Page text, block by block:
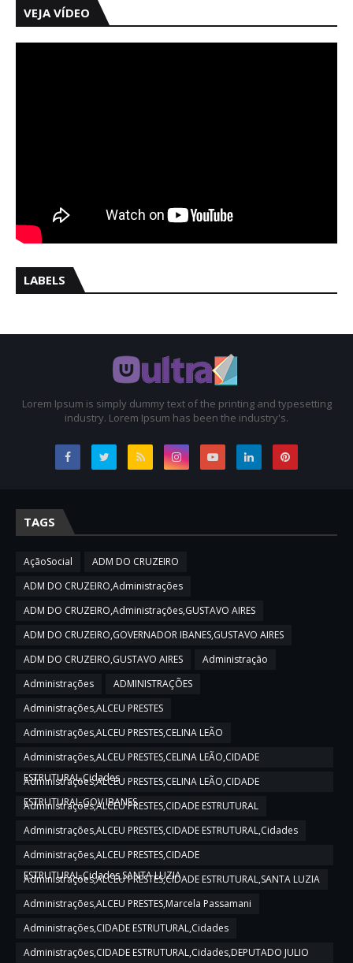
VEJA VÍDEO
LABELS
Lorem Ipsum is simply dummy text of the printing and typesetting
industry. Lorem Ipsum has been the industry's.
TAGS
AçãoSocial
ADM DO CRUZEIRO
ADM DO CRUZEIRO,Administrações
ADM DO CRUZEIRO,Administrações,GUSTAVO AIRES
ADM DO CRUZEIRO,GOVERNADOR IBANES,GUSTAVO AIRES
ADM DO CRUZEIRO,GUSTAVO AIRES
Administração
Administrações
ADMINISTRAÇÕES
Administrações,ALCEU PRESTES
Administrações,ALCEU PRESTES,CELINA LEÃO
Administrações,ALCEU PRESTES,CELINA LEÃO,CIDADE
ESTRUTURAL,Cidades
Administrações,ALCEU PRESTES,CELINA LEÃO,CIDADE
ESTRUTURAL,GOV IBANES
Administrações,ALCEU PRESTES,CIDADE ESTRUTURAL
Administrações,ALCEU PRESTES,CIDADE ESTRUTURAL,Cidades
Administrações,ALCEU PRESTES,CIDADE
ESTRUTURAL,Cidades,SANTA LUZIA
Administrações,ALCEU PRESTES,CIDADE ESTRUTURAL,SANTA LUZIA
Administrações,ALCEU PRESTES,Marcela Passamani
Administrações,CIDADE ESTRUTURAL,Cidades
Administrações,CIDADE ESTRUTURAL,Cidades,DEPUTADO JULIO